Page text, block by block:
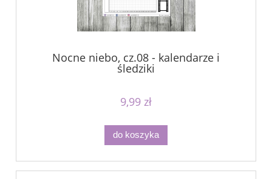
Nocne niebo, cz.08 - kalendarze i
śledziki
9,99 zł
do koszyka